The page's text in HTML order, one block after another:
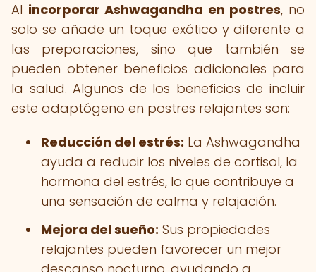
Al incorporar Ashwagandha en postres, no
solo se añade un toque exótico y diferente a
las preparaciones, sino que también se
pueden obtener beneficios adicionales para
la salud. Algunos de los beneficios de incluir
este adaptógeno en postres relajantes son:
Reducción del estrés: La Ashwagandha
ayuda a reducir los niveles de cortisol, la
hormona del estrés, lo que contribuye a
una sensación de calma y relajación.
Mejora del sueño: Sus propiedades
relajantes pueden favorecer un mejor